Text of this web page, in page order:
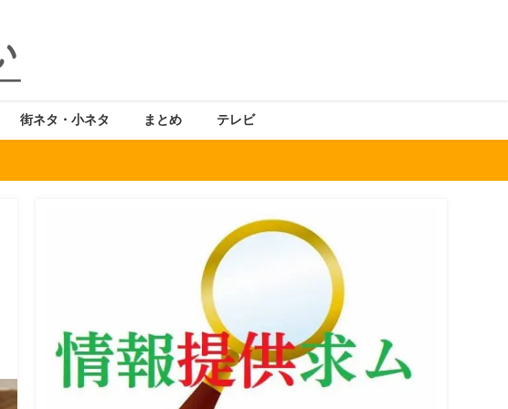
街ネタ・小ネタ まとめ テレビ